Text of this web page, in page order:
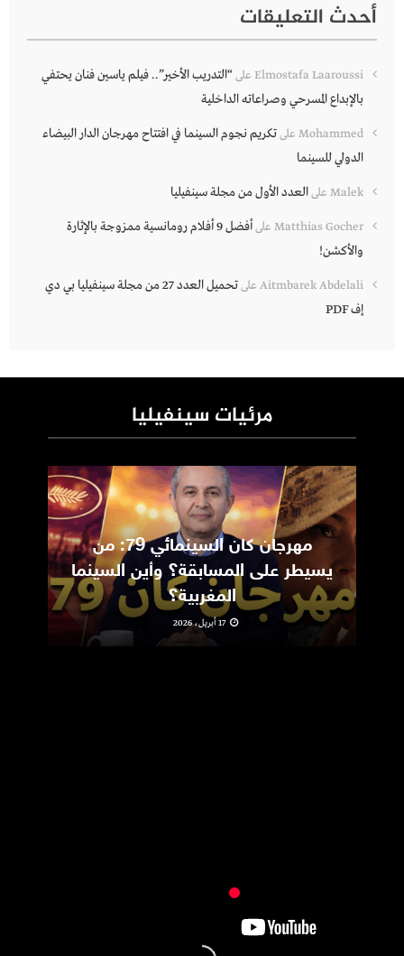
أحدث التعليقات
Elmostafa Laaroussi على“التدريب الأخير”.. فيلم ياسين فنان يحتفي
بالإبداع المسرحي وصراعاته الداخلية
Mohammed علىتكريم نجوم السينما في افتتاح مهرجان الدار البيضاء
الدولي للسينما
Malek علىالعدد الأول من مجلة سينفيليا
Matthias Gocher على
أفضل 9 أفلام رومانسية ممزوجة بالإثارة
والأكشن!
Aitmbarek Abdelali على
تحميل العدد 27 من مجلة سينفيليا بي دي
إف PDF
مرئيات سينفيليا
مهرجان كان السينمائي 79: من
يسيطر على المسابقة؟ وأين السينما
المغربية؟
17 أبريل، 2026